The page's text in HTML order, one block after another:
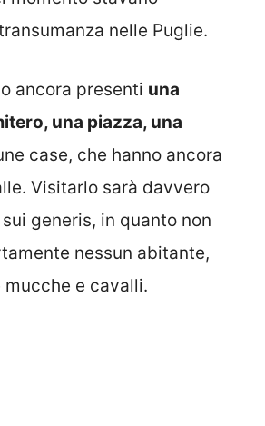
nelle Puglie.
ancora presenti una
una piazza, una
case, che hanno ancora
Visitarlo sarà davvero
sui generis, in quanto non
nessun abitante,
mucche e cavalli.